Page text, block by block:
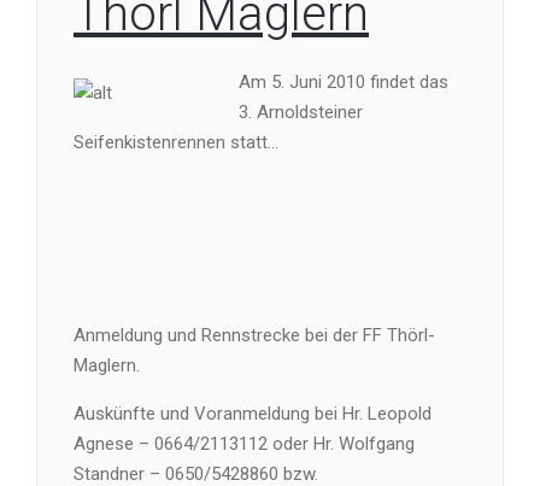
Thörl Maglern
Am 5. Juni 2010 findet das
3. Arnoldsteiner
Seifenkistenrennen statt…
Anmeldung und Rennstrecke bei der FF Thörl-
Maglern.
Auskünfte und Voranmeldung bei Hr. Leopold
Agnese – 0664/2113112 oder Hr. Wolfgang
Standner – 0650/5428860 bzw.